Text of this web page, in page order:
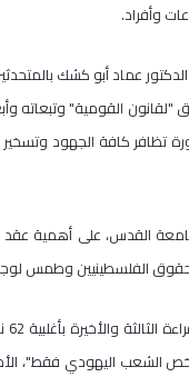
وأفراد.
عماد أبو كشك
القومية" وتبعاته
تظافر كافة الجهود
القدس، على أهمية عقد
حقوق الفلسطينيين وطمس